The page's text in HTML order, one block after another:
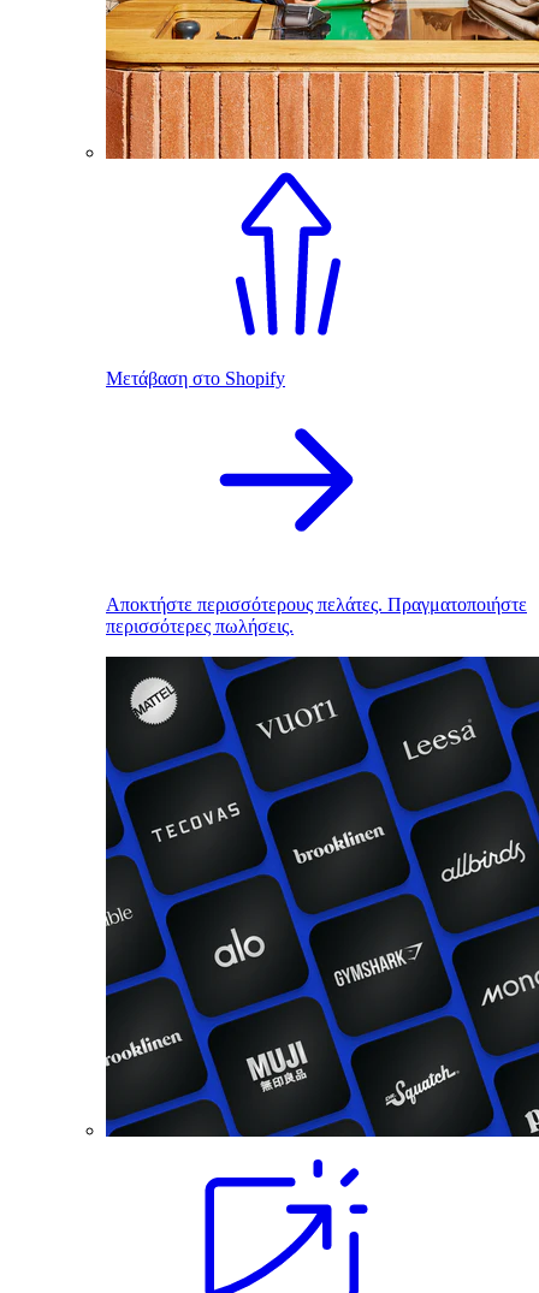
Μετάβαση στο Shopify
Αποκτήστε περισσότερους πελάτες. Πραγματοποιήστε
περισσότερες πωλήσεις.